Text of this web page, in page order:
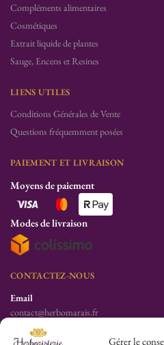
Gérer le
Compléments alimentaires
Cosmétiques
Extrait liquide de plantes
Sauge, Encens et Resines
LIENS UTILES
Conditions Générales de Vente
Questions fréquemment posées
PAIEMENT ET LIVRAISON
Moyens de paiement
Modes de livraison
CONTACTEZ-NOUS
Email
contact@herbomarais.fr
Téléphone